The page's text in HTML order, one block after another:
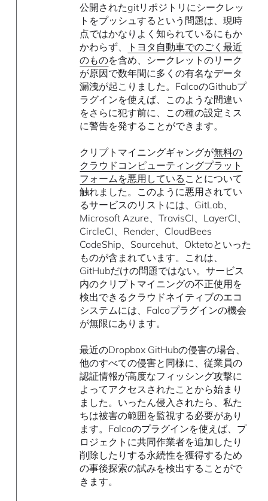
公開されたgitリポジトリにシークレッ
トをプッシュするという問題は、現時
点ではかなりよく知られているにもか
かわらず、
トヨタ自動車でのごく最近
のものを含め、シークレットのリーク
が原因で数年間に多くの有名なデータ
漏洩が起こりました。FalcoのGithubプ
ラグインを使えば、このような間違い
をさらに犯す前に、この種の設定ミス
に警告を発することができます。
クリプトマイニングギャングが無料の
クラウドコンピューティングプラット
フォームを悪用している ことについて
触れました。このように悪用されてい
るサービスのリストには、GitLab、
Microsoft Azure、TravisCI、LayerCI、
CircleCI、Render、CloudBees
CodeShip、Sourcehut、Oktetoといった
ものが含まれています。これは、
GitHubだけの問題ではない。サービス
内のクリプトマイニングの不正使用を
検出できるクラウドネイティブのエコ
システムには、Falcoプラグインの機会
が無限にあります。
最近のDropbox GitHubの侵害の場合、
他のすべての侵害と同様に、従業員の
認証情報が高度なフィッシング攻撃に
よってアクセスされたことから始まり
ました。いったん侵入されたら、私た
ちは被害の範囲を監視する必要があり
ます。Falcoのプラグインを使えば、プ
ロジェクトに共同作業者を追加したり
削除したりする永続性を獲得するため
の事後探索の試みを検出することがで
きます。